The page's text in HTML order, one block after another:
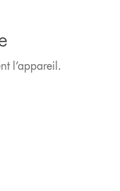
l’appareil.